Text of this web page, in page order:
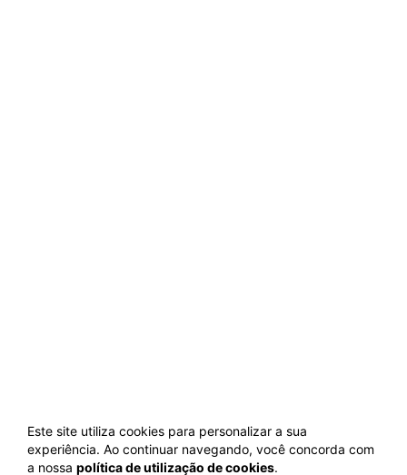
Este site utiliza cookies para personalizar a sua
experiência. Ao continuar navegando, você concorda com
a nossa política de utilização de cookies.